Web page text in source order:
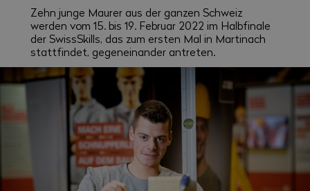
Zehn junge Maurer aus der ganzen Schweiz
werden vom 15. bis 19. Februar 2022 im Halbfinale
der SwissSkills, das zum ersten Mal in Martinach
stattfindet, gegeneinander antreten.